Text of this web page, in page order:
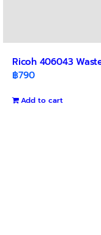
Ricoh 406043
฿790
Add to cart